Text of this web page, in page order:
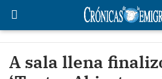
A sala llena